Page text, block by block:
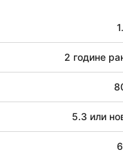
2 године
5.3 или